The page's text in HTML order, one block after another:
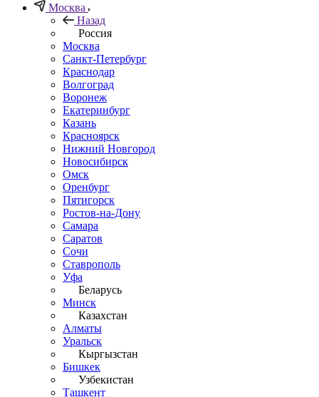
Москва
Назад
Россия
Москва
Санкт-Петербург
Краснодар
Волгоград
Воронеж
Екатеринбург
Казань
Красноярск
Нижний Новгород
Новосибирск
Омск
Оренбург
Пятигорск
Ростов-на-Дону
Самара
Саратов
Сочи
Ставрополь
Уфа
Беларусь
Минск
Казахстан
Алматы
Уральск
Кыргызстан
Бишкек
Узбекистан
Ташкент